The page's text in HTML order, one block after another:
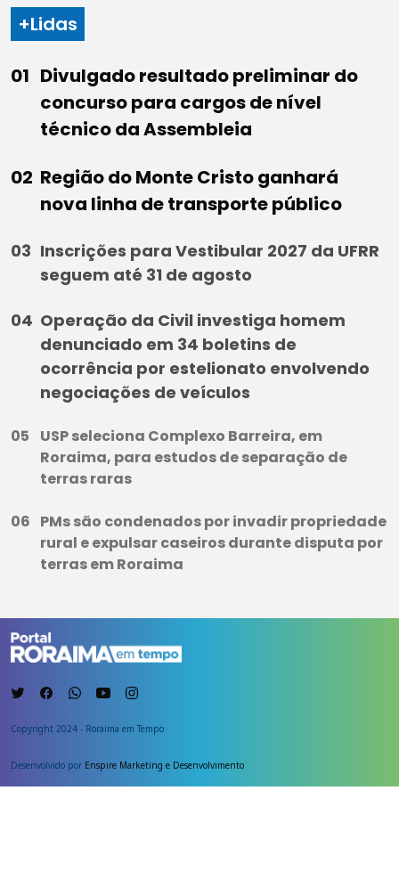
+Lidas
Divulgado resultado preliminar do
concurso para cargos de nível
técnico da Assembleia
Região do Monte Cristo ganhará
nova linha de transporte público
Inscrições para Vestibular 2027 da UFRR
seguem até 31 de agosto
Operação da Civil investiga homem
denunciado em 34 boletins de
ocorrência por estelionato envolvendo
negociações de veículos
USP seleciona Complexo Barreira, em
Roraima, para estudos de separação de
terras raras
PMs são condenados por invadir propriedade
rural e expulsar caseiros durante disputa por
terras em Roraima
Copyright 2024 - Roraima em Tempo
Desenvolvido por Enspire Marketing e Desenvolvimento